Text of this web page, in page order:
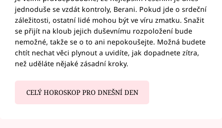
jednoduše se vzdát kontroly, Berani. Pokud jde o srdeční
záležitosti, ostatní lidé mohou být ve víru zmatku. Snažit
se přijít na kloub jejich duševnímu rozpoložení bude
nemožné, takže se o to ani nepokoušejte. Možná budete
chtít nechat věci plynout a uvidíte, jak dopadnete zítra,
než uděláte nějaké zásadní kroky.
CELÝ HOROSKOP PRO DNEŠNÍ DEN